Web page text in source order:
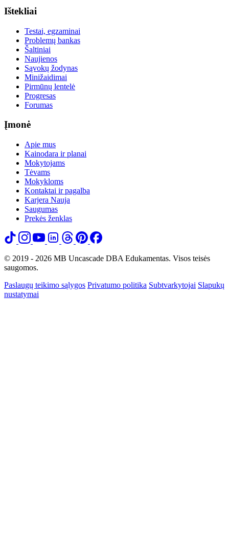
Ištekliai
Testai, egzaminai
Problemų bankas
Šaltiniai
Naujienos
Sąvokų žodynas
Minižaidimai
Pirmūnų lentelė
Progresas
Forumas
Įmonė
Apie mus
Kainodara ir planai
Mokytojams
Tėvams
Mokykloms
Kontaktai ir pagalba
Karjera Nauja
Saugumas
Prekės ženklas
© 2019 - 2026 MB Uncascade DBA Edukamentas. Visos teisės
saugomos.
Paslaugų teikimo sąlygos Privatumo politika Subtvarkytojai Slapukų
nustatymai